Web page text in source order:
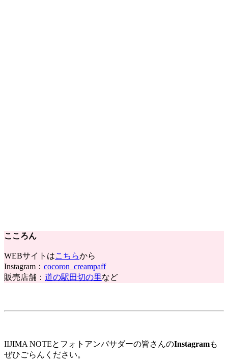
こころん
WEBサイトはこちらから
Instagram： cocoron_creampaff
販売店舗： 道の駅田切の里など
IIJIMA NOTEとフォトアンバサダーの皆さんのInstagramも
ぜひごらんください。